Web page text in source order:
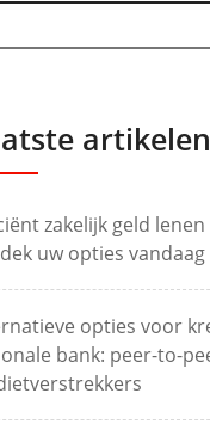
artikelen
zakelijk geld
uw opties vandaag
opties voor
bank: peer-to-